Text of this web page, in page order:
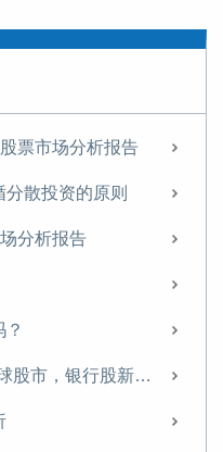
票市场分析报告
散投资的原则
分析报告
【NIFD季报】贸易战冲击全球股市，银行股新高之后存隐忧——2025年第二季度股票市场